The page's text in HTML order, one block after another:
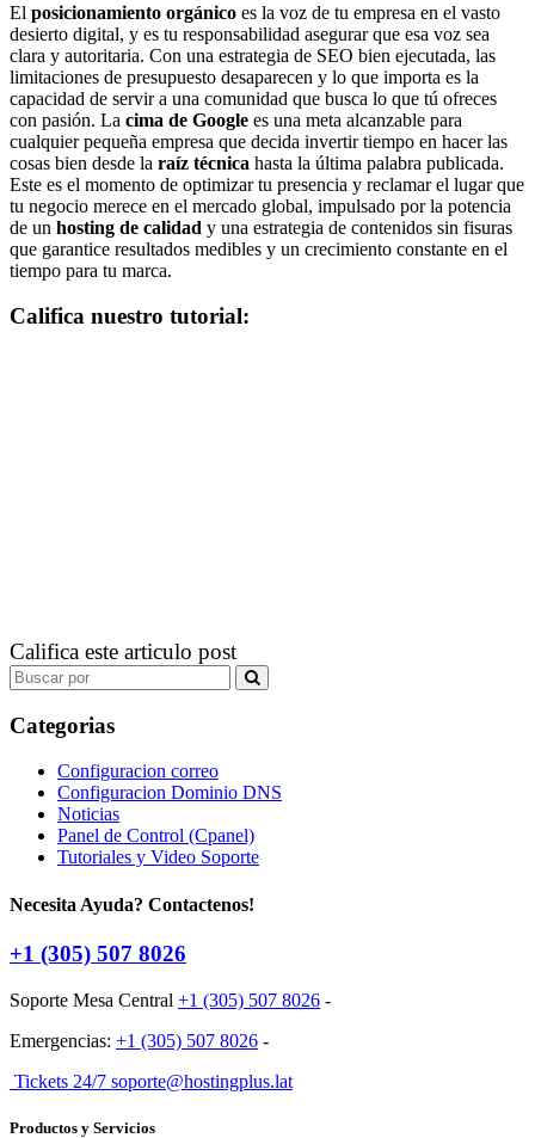
El posicionamiento orgánico es la voz de tu empresa en el vasto
desierto digital, y es tu responsabilidad asegurar que esa voz sea
clara y autoritaria. Con una estrategia de SEO bien ejecutada, las
limitaciones de presupuesto desaparecen y lo que importa es la
capacidad de servir a una comunidad que busca lo que tú ofreces
con pasión. La cima de Google es una meta alcanzable para
cualquier pequeña empresa que decida invertir tiempo en hacer las
cosas bien desde la raíz técnica hasta la última palabra publicada.
Este es el momento de optimizar tu presencia y reclamar el lugar que
tu negocio merece en el mercado global, impulsado por la potencia
de un hosting de calidad y una estrategia de contenidos sin fisuras
que garantice resultados medibles y un crecimiento constante en el
tiempo para tu marca.
Califica nuestro tutorial:
Califica este articulo post
Search
for:
Categorias
Configuracion correo
Configuracion Dominio DNS
Noticias
Panel de Control (Cpanel)
Tutoriales y Video Soporte
Necesita Ayuda? Contactenos!
+1 (305) 507 8026
Soporte Mesa Central +1 (305) 507 8026 -
Emergencias: +1 (305) 507 8026 -
Tickets 24/7 soporte@hostingplus.lat
Productos y Servicios